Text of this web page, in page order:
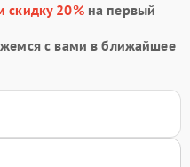
скидку 20%на первый
с вами в ближайшее